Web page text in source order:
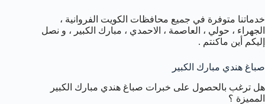
خدماتنا متوفرة في جميع محافظات الكويت الفروانية ،
الجهراء ، حولي ، العاصمة ، الاحمدي ، مبارك الكبير ، و نصل
إليكم أين ماكنتم .
صباغ هندي مبارك الكبير
هل ترغب بالحصول على خبرات صباغ هندي مبارك الكبير
المميزة ؟